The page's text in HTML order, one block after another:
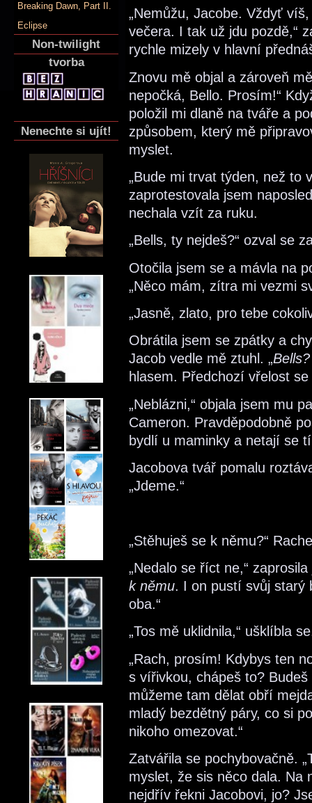
Breaking Dawn, Part II.
Eclipse
Non-twilight
tvorba
Nenechte si ujít!
„Nemůžu, Jacobe. Vždyť
večera. I tak už jdu pozdě,“
rychle mizely v hlavní
Znovu mě objal a zároveň
nepočká, Bello. Prosím!“
položil mi dlaně na tváře a
způsobem, který mě
myslet.
„Bude mi trvat týden, než to
zaprotestovala jsem
nechala vzít za ruku.
„Bells, ty nejdeš?“ ozval se
Otočila jsem se a mávla na
„Něco mám, zítra mi vezmi
„Jasně, zlato, pro tebe
Obrátila jsem se zpátky a
Jacob vedle mě ztuhl. „
hlasem. Předchozí vřelost
„Neblázni,“ objala jsem mu
Cameron. Pravděpodobně
bydlí u maminky a netají se
Jacobova tvář pomalu
„Jdeme.“
„Stěhuješ se k němu?“
„Nedalo se říct ne,“
k němu. I on pustí svůj starý
oba.“
„Tos mě uklidnila,“ ušklíbla
„Rach, prosím! Kdybys ten
s vířivkou, chápeš to?
můžeme tam dělat obří
mladý bezdětný páry, co si
nikoho omezovat.“
Zatvářila se pochybovačně.
myslet, že sis něco dala. Na
nejdřív řekni Jacobovi, jo?